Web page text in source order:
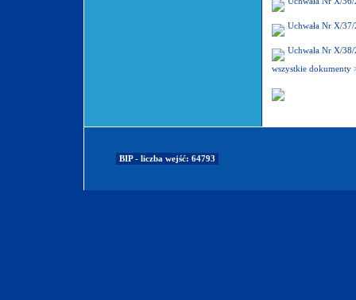
Uchwała Nr X/
Uchwała Nr X/
wszystkie dokumenty
BIP - liczba wejść: 64793